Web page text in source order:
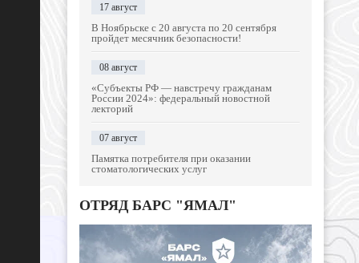
17 август
В Ноябрьске с 20 августа по 20 сентября
пройдет месячник безопасности!
08 август
«Субъекты РФ — навстречу гражданам
России 2024»: федеральный новостной
лекторий
07 август
Памятка потребителя при оказании
стоматологических услуг
ОТРЯД БАРС "ЯМАЛ"